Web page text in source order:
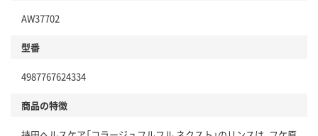
AW37702
型番
4987767624334
商品の特徴